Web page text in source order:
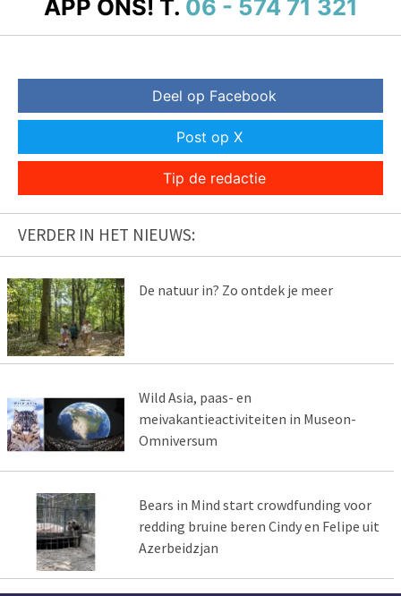
APP ONS! T. 06 - 574 71 321
Deel op Facebook
Post op X
Tip de redactie
VERDER IN HET NIEUWS:
De natuur in? Zo ontdek je meer
Wild Asia, paas- en
meivakantieactiviteiten in Museon-
Omniversum
Bears in Mind start crowdfunding voor
redding bruine beren Cindy en Felipe uit
Azerbeidzjan